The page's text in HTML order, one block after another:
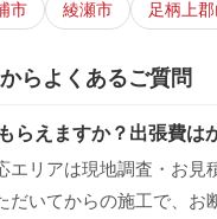
市 綾瀬市 足柄上
らよくあるご質問
らえますか？出張費は
エリアは現地調査・お見
だいてからの施工で、お